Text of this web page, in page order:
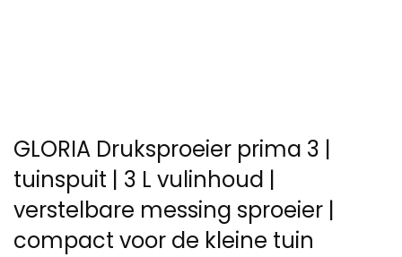
GLORIA Druksproeier prima 3 |
tuinspuit | 3 L vulinhoud |
verstelbare messing sproeier |
compact voor de kleine tuin